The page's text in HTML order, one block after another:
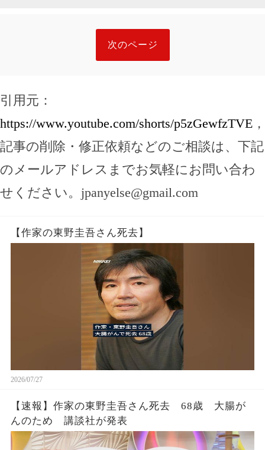
次のページ
引用元：
https://www.youtube.com/shorts/p5zGewfzTVE ，
記事の削除・修正依頼などのご相談は、下記
のメールアドレスまでお気軽にお問い合わ
せください。 jpanyelse@gmail.com
【作家の東野圭吾さん死去】
2026/07/27
【速報】作家の東野圭吾さん死去 68歳 大腸が
んのため 講談社が発表